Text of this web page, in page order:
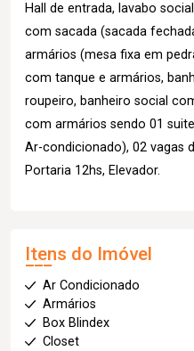
Hall de entrada, lavabo
com sacada (sacada
armários (mesa fixa em
com tanque e armários,
roupeiro, banheiro social
com armários sendo 01
Ar-condicionado), 02 vagas
Portaria 12hs, Elevador.
Itens do Imóvel
Ar Condicionado
Armários
Box Blindex
Closet